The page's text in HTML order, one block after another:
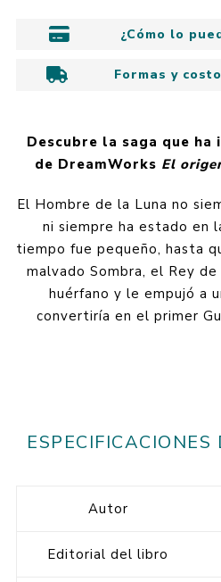
¿Cómo lo
Formas y
Descubre la saga que
de DreamWorks El
El Hombre de la Luna no
ni siempre ha estado en
tiempo fue pequeño, hasta
malvado Sombra, el Rey
huérfano y le empujó a
convertiría en el primer
ESPECIFICACIONES
Autor
Editorial del libro